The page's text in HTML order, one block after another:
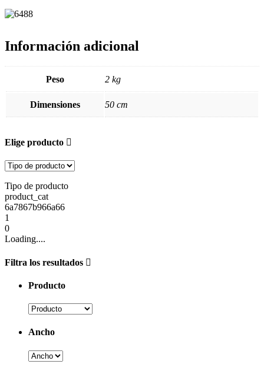
Información adicional
Peso 2 kg
Dimensiones 50 cm
Elige producto
Tipo de producto
product_cat
6a7867b966a66
1
0
Loading....
Filtra los resultados
Producto
Ancho